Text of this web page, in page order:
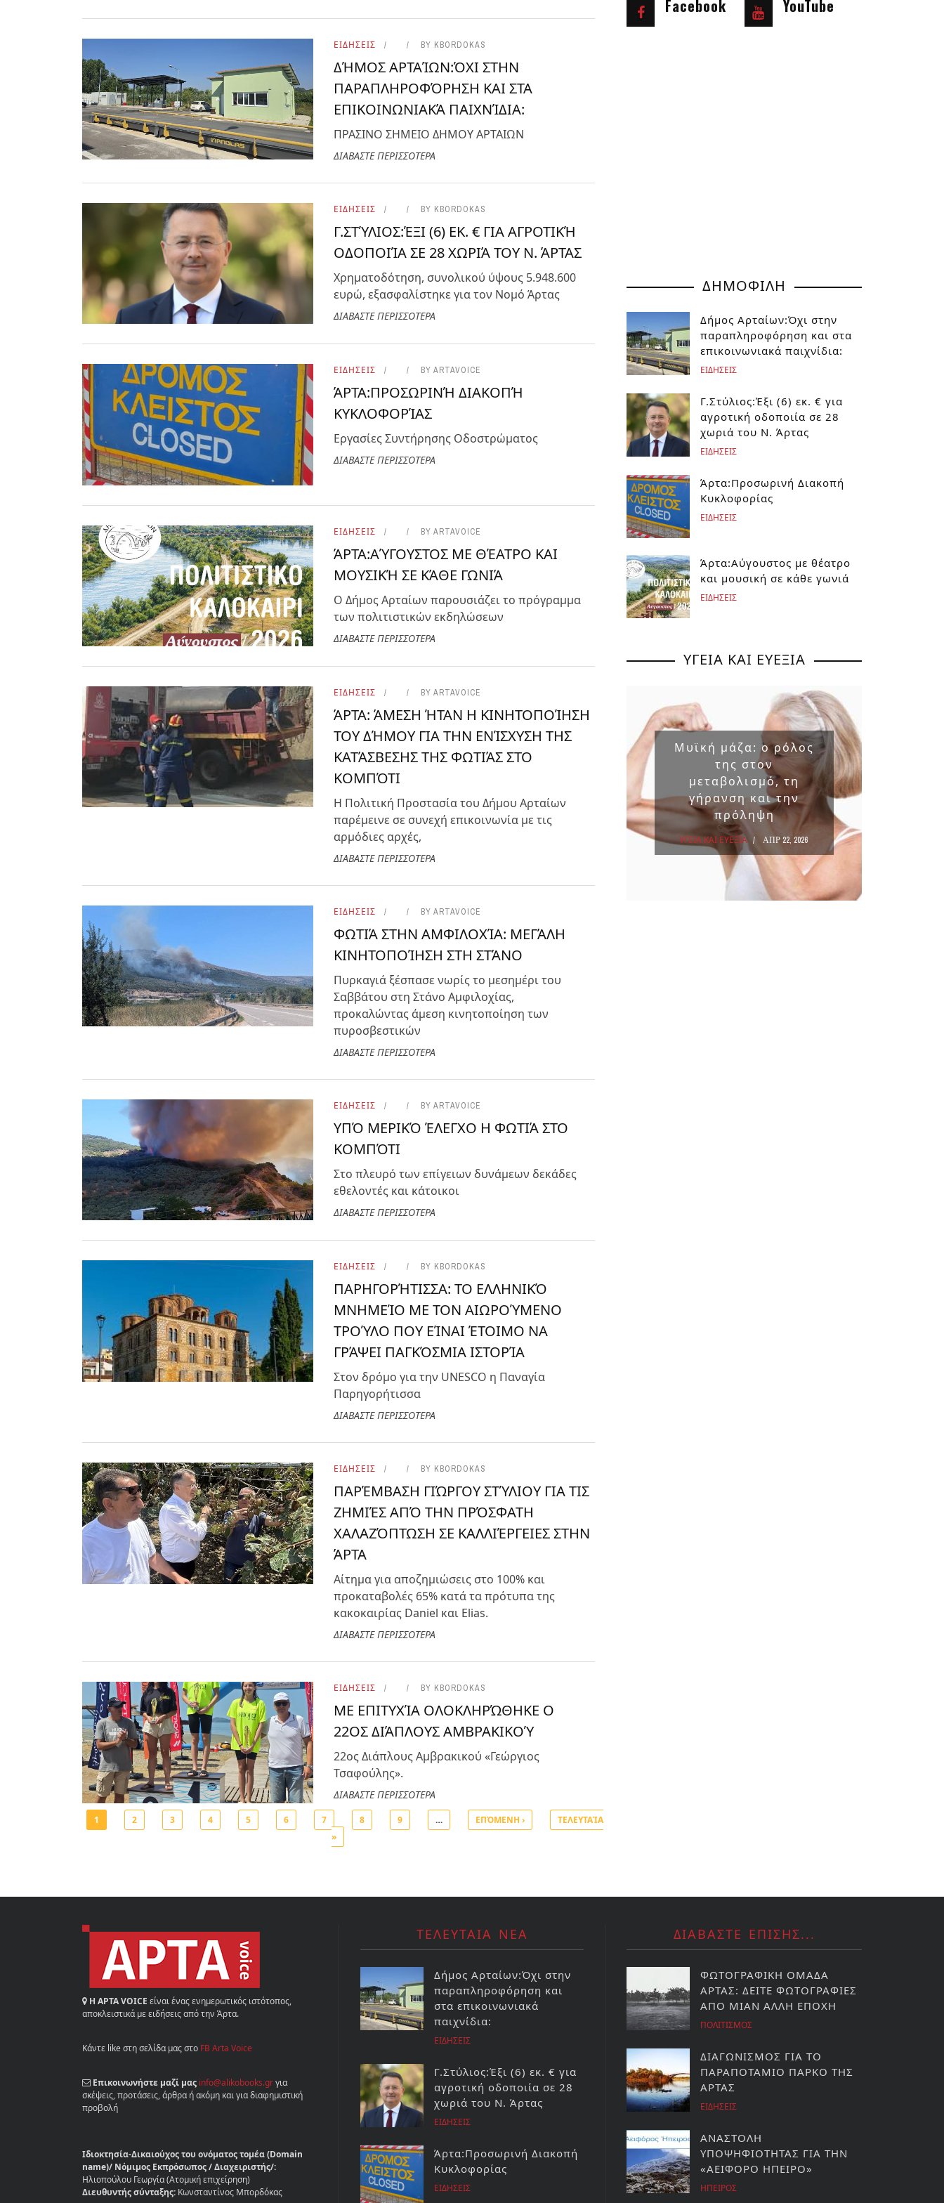
ΕΙΔΗΣΕΙΣ BY KBORDOKAS
ΔΉΜΟΣ ΑΡΤΑΊΩΝ:ΌΧΙ ΣΤΗΝ
ΠΑΡΑΠΛΗΡΟΦΌΡΗΣΗ ΚΑΙ ΣΤΑ
ΕΠΙΚΟΙΝΩΝΙΑΚΆ ΠΑΙΧΝΊΔΙΑ:
ΠΡΑΣΙΝΟ ΣΗΜΕΙΟ ΔΗΜΟΥ ΑΡΤΑΙΩΝ
ΔΙΑΒΑΣΤΕ ΠΕΡΙΣΣΟΤΕΡΑ
ΕΙΔΗΣΕΙΣ BY KBORDOKAS
Γ.ΣΤΎΛΙΟΣ:ΈΞΙ (6) ΕΚ. € ΓΙΑ ΑΓΡΟΤΙΚΉ
ΟΔΟΠΟΙΊΑ ΣΕ 28 ΧΩΡΙΆ ΤΟΥ Ν. ΆΡΤΑΣ
Χρηματοδότηση, συνολικού ύψους 5.948.600
ευρώ, εξασφαλίστηκε για τον Νομό Άρτας
ΔΙΑΒΑΣΤΕ ΠΕΡΙΣΣΟΤΕΡΑ
ΕΙΔΗΣΕΙΣ BY ARTAVOICE
ΆΡΤΑ:ΠΡΟΣΩΡΙΝΉ ΔΙΑΚΟΠΉ
ΚΥΚΛΟΦΟΡΊΑΣ
Εργασίες Συντήρησης Οδοστρώματος
ΔΙΑΒΑΣΤΕ ΠΕΡΙΣΣΟΤΕΡΑ
ΕΙΔΗΣΕΙΣ BY ARTAVOICE
ΆΡΤΑ:ΑΎΓΟΥΣΤΟΣ ΜΕ ΘΈΑΤΡΟ ΚΑΙ
ΜΟΥΣΙΚΉ ΣΕ ΚΆΘΕ ΓΩΝΙΆ
Ο Δήμος Αρταίων παρουσιάζει το πρόγραμμα
των πολιτιστικών εκδηλώσεων
ΔΙΑΒΑΣΤΕ ΠΕΡΙΣΣΟΤΕΡΑ
ΕΙΔΗΣΕΙΣ BY ARTAVOICE
ΆΡΤΑ: ΆΜΕΣΗ ΉΤΑΝ Η ΚΙΝΗΤΟΠΟΊΗΣΗ
ΤΟΥ ΔΉΜΟΥ ΓΙΑ ΤΗΝ ΕΝΊΣΧΥΣΗ ΤΗΣ
ΚΑΤΆΣΒΕΣΗΣ ΤΗΣ ΦΩΤΙΆΣ ΣΤΟ
ΚΟΜΠΌΤΙ
Η Πολιτική Προστασία του Δήμου Αρταίων
παρέμεινε σε συνεχή επικοινωνία με τις
αρμόδιες αρχές,
ΔΙΑΒΑΣΤΕ ΠΕΡΙΣΣΟΤΕΡΑ
ΕΙΔΗΣΕΙΣ BY ARTAVOICE
ΦΩΤΙΆ ΣΤΗΝ ΑΜΦΙΛΟΧΊΑ: ΜΕΓΆΛΗ
ΚΙΝΗΤΟΠΟΊΗΣΗ ΣΤΗ ΣΤΆΝΟ
Πυρκαγιά ξέσπασε νωρίς το μεσημέρι του
Σαββάτου στη Στάνο Αμφιλοχίας,
προκαλώντας άμεση κινητοποίηση των
πυροσβεστικών
ΔΙΑΒΑΣΤΕ ΠΕΡΙΣΣΟΤΕΡΑ
ΕΙΔΗΣΕΙΣ BY ARTAVOICE
ΥΠΌ ΜΕΡΙΚΌ ΈΛΕΓΧΟ Η ΦΩΤΙΆ ΣΤΟ
ΚΟΜΠΌΤΙ
Στο πλευρό των επίγειων δυνάμεων δεκάδες
εθελοντές και κάτοικοι
ΔΙΑΒΑΣΤΕ ΠΕΡΙΣΣΟΤΕΡΑ
ΕΙΔΗΣΕΙΣ BY KBORDOKAS
ΠΑΡΗΓΟΡΉΤΙΣΣΑ: ΤΟ ΕΛΛΗΝΙΚΌ
ΜΝΗΜΕΊΟ ΜΕ ΤΟΝ ΑΙΩΡΟΎΜΕΝΟ
ΤΡΟΎΛΟ ΠΟΥ ΕΊΝΑΙ ΈΤΟΙΜΟ ΝΑ
ΓΡΆΨΕΙ ΠΑΓΚΌΣΜΙΑ ΙΣΤΟΡΊΑ
Στον δρόμο για την UNESCO η Παναγία
Παρηγορήτισσα
ΔΙΑΒΑΣΤΕ ΠΕΡΙΣΣΟΤΕΡΑ
ΕΙΔΗΣΕΙΣ BY KBORDOKAS
ΠΑΡΈΜΒΑΣΗ ΓΙΏΡΓΟΥ ΣΤΎΛΙΟΥ ΓΙΑ ΤΙΣ
ΖΗΜΙΈΣ ΑΠΌ ΤΗΝ ΠΡΌΣΦΑΤΗ
ΧΑΛΑΖΌΠΤΩΣΗ ΣΕ ΚΑΛΛΙΈΡΓΕΙΕΣ ΣΤΗΝ
ΆΡΤΑ
Αίτημα για αποζημιώσεις στο 100% και
προκαταβολές 65% κατά τα πρότυπα της
κακοκαιρίας Daniel και Elias.
ΔΙΑΒΑΣΤΕ ΠΕΡΙΣΣΟΤΕΡΑ
ΕΙΔΗΣΕΙΣ BY KBORDOKAS
ΜΕ ΕΠΙΤΥΧΊΑ ΟΛΟΚΛΗΡΏΘΗΚΕ Ο
22ΟΣ ΔΙΆΠΛΟΥΣ ΑΜΒΡΑΚΙΚΟΎ
22ος Διάπλους Αμβρακικού «Γεώργιος
Τσαφούλης».
ΔΙΑΒΑΣΤΕ ΠΕΡΙΣΣΟΤΕΡΑ
1 2 3 4 5 6 7 8 9 … ΕΠΌΜΕΝΗ ›
ΤΕΛΕΥΤΑΊΑ
»
Facebook YouTube
ΔΗΜΟΦΙΛΗ
Δήμος Αρταίων:Όχι στην
παραπληροφόρηση και στα
επικοινωνιακά παιχνίδια:
ΕΙΔΗΣΕΙΣ
Γ.Στύλιος:Έξι (6) εκ. € για
αγροτική οδοποιία σε 28
χωριά του Ν. Άρτας
ΕΙΔΗΣΕΙΣ
Άρτα:Προσωρινή Διακοπή
Κυκλοφορίας
ΕΙΔΗΣΕΙΣ
Άρτα:Αύγουστος με θέατρο
και μουσική σε κάθε γωνιά
ΕΙΔΗΣΕΙΣ
ΥΓΕΙΑ ΚΑΙ ΕΥΕΞΙΑ
ΟΛΑ ΟΣΑ ΠΡΕΠΕΙ ΝΑ
ΒΕΡΒΕΡΙΝΗ
ΥΓΕΙΑ ΚΑΙ ΕΥΕΞΙΑ ΑΠΡ 29, 2024
Μυϊκή μάζα: ο ρόλος
της στον
μεταβολισμό, τη
γήρανση και την
πρόληψη
ΥΓΕΙΑ ΚΑΙ ΕΥΕΞΙΑ ΑΠΡ 22, 2026
Η ΑΡΤΑ VOICE είναι ένας ενημερωτικός ιστότοπος,
αποκλειστικά με ειδήσεις από την Άρτα.
Κάντε like στη σελίδα μας στο FB Arta Voice
Επικοινωνήστε μαζί μας info@alikobooks.grγια
σκέψεις, προτάσεις, άρθρα ή ακόμη και για διαφημιστική
προβολή
Ιδιοκτησία-Δικαιούχος του ονόματος τομέα (Domain
name)/ Νόμιμος Εκπρόσωπος / Διαχειριστής/:
Ηλιοπούλου Γεωργία (Ατομική επιχείρηση)
Διευθυντής σύνταξης: Κωνσταντίνος Μπορδόκας
ΤΕΛΕΥΤΑΙΑ ΝΕΑ
Δήμος Αρταίων:Όχι στην
παραπληροφόρηση και
στα επικοινωνιακά
παιχνίδια:
ΕΙΔΗΣΕΙΣ
Γ.Στύλιος:Έξι (6) εκ. € για
αγροτική οδοποιία σε 28
χωριά του Ν. Άρτας
ΕΙΔΗΣΕΙΣ
Άρτα:Προσωρινή Διακοπή
Κυκλοφορίας
ΕΙΔΗΣΕΙΣ
ΔΙΑΒΑΣΤΕ ΕΠΙΣΗΣ...
ΦΩΤΟΓΡΑΦΙΚΗ ΟΜΑΔΑ
ΑΡΤΑΣ: ΔΕΙΤΕ ΦΩΤΟΓΡΑΦΙΕΣ
ΑΠΟ ΜΙΑΝ ΑΛΛΗ ΕΠΟΧΗ
ΠΟΛΙΤΙΣΜΟΣ
ΔΙΑΓΩΝΙΣΜΟΣ ΓΙΑ ΤΟ
ΠΑΡΑΠΟΤΑΜΙΟ ΠΑΡΚΟ ΤΗΣ
ΑΡΤΑΣ
ΕΙΔΗΣΕΙΣ
ΑΝΑΣΤΟΛΗ
ΥΠΟΨΗΦΙΟΤΗΤΑΣ ΓΙΑ ΤΗΝ
«ΑΕΙΦΟΡΟ ΗΠΕΙΡΟ»
ΗΠΕΙΡΟΣ